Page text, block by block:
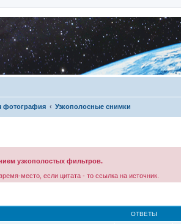
фотография Узкополосные снимки
узкополостых фильтров.
место, если цитата - то ссылка на источник.
ОТВЕТЫ